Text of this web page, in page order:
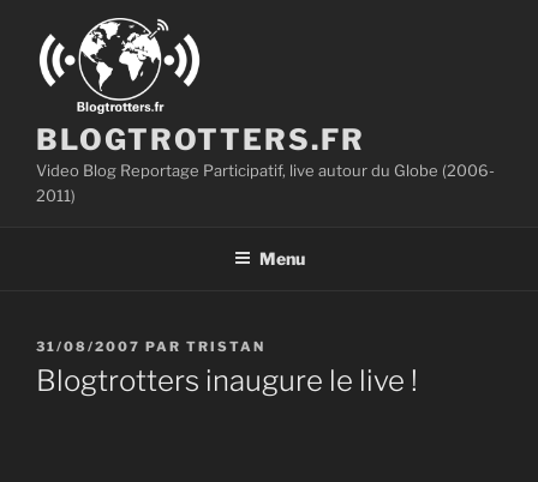
contenu
BLOGTROTTERS.FR
Video Blog Reportage Participatif, live autour du Globe (2006-
2011)
Menu
PUBLIÉ
LE
31/08/2007 PAR TRISTAN
Blogtrotters inaugure le live !